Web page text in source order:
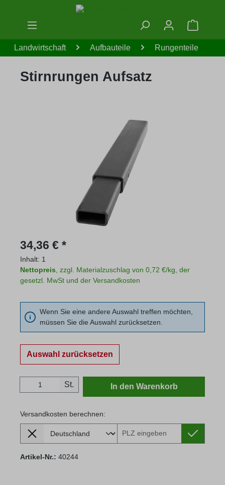
Zum Hauptinhalt springen
Landwirtschaft Aufbauteile Rungenteile
Stirnrungen Aufsatz
Regulärer Preis:
34,36 € *
Inhalt: 1
Nettopreis , zzgl. Materialzuschlag von 0,72 €/kg, der
gesetzl. MwSt und der Versandkosten
Wenn Sie eine andere Auswahl treffen möchten,
müssen Sie die Auswahl zurücksetzen.
Auswahl zurücksetzen
Produkt Anzahl: Gib den gewünschten
St. In den Warenkorb
Versandkosten berechnen:
Lieferland
Versandkosten berechnen:
Artikel-Nr.: 40244